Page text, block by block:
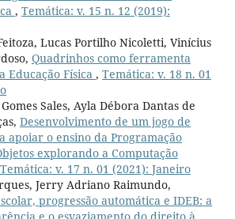
, Temática: v. 15 n. 12 (2019):
Lucas Portilho Nicoletti, Vinícius
Quadrinhos como ferramenta
Educação Física , Temática: v. 18 n. 01
Sales, Ayla Débora Dantas de
Desenvolvimento de um jogo de
apoiar o ensino da Programação
explorando a Computação
Temática: v. 17 n. 01 (2021): Janeiro
Jerry Adriano Raimundo,
progressão automática e IDEB: a